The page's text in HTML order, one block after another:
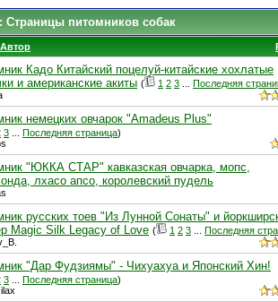
Страницы питомников собак
Автор
Кадо Китайский поцелуй-китайские хохлатые
и американские акиты ( 1 2 3
Последняя
немецких овчарок "Amadeus Plus"
3 Последняя страница)
"ЮККА СТАР" кавказская овчарка, мопс,
лхасо апсо, королевский пудель
русских тоев "Из Лунной Сонаты" и
Magic Silk Legacy of Love ( 1 2 3
Последняя
"Дар Фудзиямы" - Чихуахуа и Японский Хин!
3 Последняя страница)